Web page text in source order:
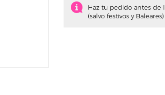
Haz tu pedido antes de
(salvo festivos y Baleares)